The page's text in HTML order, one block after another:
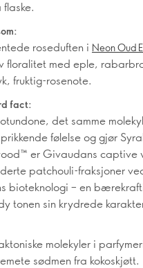
flaske.
roseduften i Neon Oud
floralitet med eple,
fruktig-rosenote.
fact:
det samme
følelse og gjør
er Givaudans captive
patchouli-fraksjoner
bioteknologi – en
tonen sin krydrede
molekyler i
sødmen fra kokoskjøtt.